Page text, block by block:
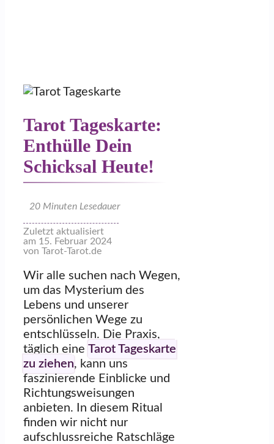
Tarot Tageskarte:
Enthülle Dein
Schicksal Heute!
20 Minuten Lesedauer
Zuletzt aktualisiert
am 15. Februar 2024
von Tarot-Tarot.de
Wir alle suchen nach Wegen,
um das Mysterium des
Lebens und unserer
persönlichen Wege zu
entschlüsseln. Die Praxis,
täglich eine Tarot Tageskarte
zu ziehen, kann uns
faszinierende Einblicke und
Richtungsweisungen
anbieten. In diesem Ritual
finden wir nicht nur
aufschlussreiche Ratschläge